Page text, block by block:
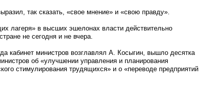
так сказать, «свое мнение» и «свою правду».
лагеря» в высших эшелонах власти действительно
не сегодня и не вчера.
кабинет министров возглавлял А. Косыгин, вышло десятка
об «улучшении управления и планирования
стимулирования трудящихся» и о «переводе предприятий